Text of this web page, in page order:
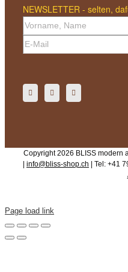
NEWSLETTER - selten,
Copyright 2026 BLISS modern
| info@bliss-shop.ch | Tel: +41
Page load link